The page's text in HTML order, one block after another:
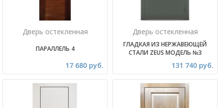
Дверь остекленная
ПАРАЛЛЕЛЬ 4
17 680 руб.
Дверь остекленная
ГЛАДКАЯ ИЗ НЕРЖАВЕЮЩЕЙ
СТАЛИ ZEUS МОДЕЛЬ №3
131 740 руб.